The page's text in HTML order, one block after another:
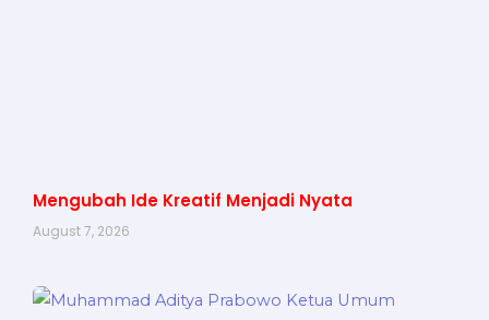
Mengubah Ide Kreatif Menjadi Nyata
August 7, 2026